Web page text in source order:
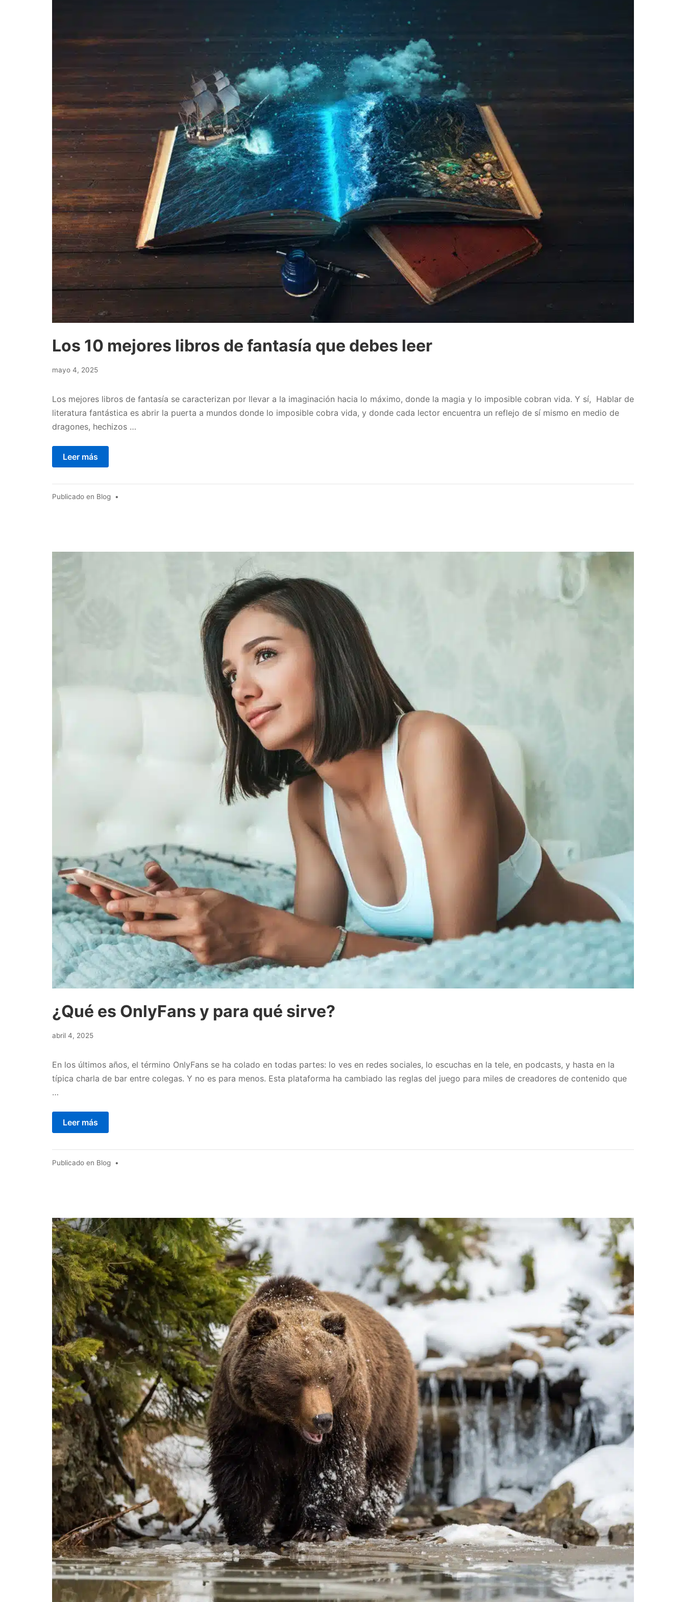
Los 10 mejores libros de fantasía que debes leer
mayo 4, 2025mayo
Los mejores libros de fantasía se caracterizan por llevar a la imaginación hacia lo máximo, donde la magia y lo imposible cobran vida. Y sí, Hablar de
literatura fantástica es abrir la puerta a mundos donde lo imposible cobra vida, y donde cada lector encuentra un reflejo de sí mismo en medio de
dragones, hechizos …
Leer más
Publicado en Blog •
¿Qué es OnlyFans y para qué sirve?
abril 4, 2025abril
En los últimos años, el término OnlyFans se ha colado en todas partes: lo ves en redes sociales, lo escuchas en la tele, en podcasts, y hasta en la
típica charla de bar entre colegas. Y no es para menos. Esta plataforma ha cambiado las reglas del juego para miles de creadores de contenido que
…
Leer más
Publicado en Blog •